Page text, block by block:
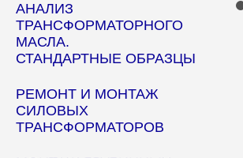
АНАЛИЗ
ТРАНСФОРМАТОРНОГО
МАСЛА.
СТАНДАРТНЫЕ ОБРАЗЦЫ
РЕМОНТ И МОНТАЖ
СИЛОВЫХ
ТРАНСФОРМАТОРОВ